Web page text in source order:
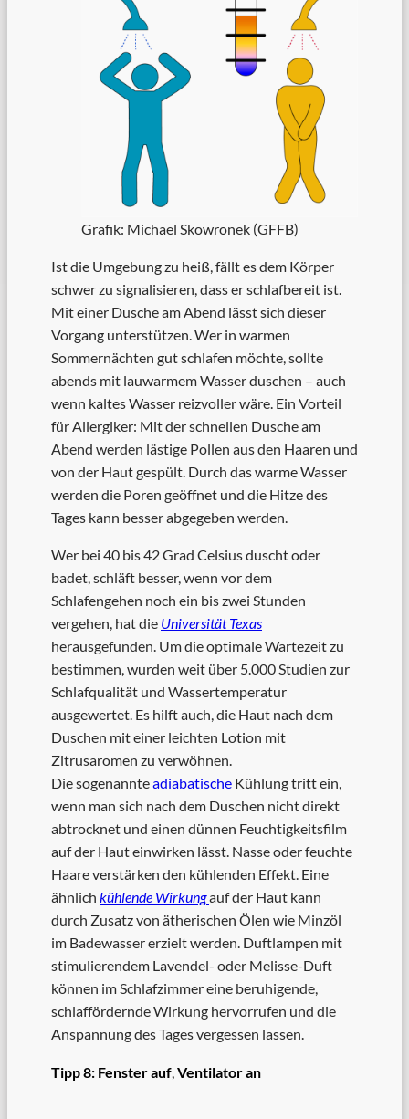
Grafik: Michael Skowronek (GFFB)
Ist die Umgebung zu heiß, fällt es dem Körper
schwer zu signalisieren, dass er schlafbereit ist.
Mit einer Dusche am Abend lässt sich dieser
Vorgang unterstützen. Wer in warmen
Sommernächten gut schlafen möchte, sollte
abends mit lauwarmem Wasser duschen – auch
wenn kaltes Wasser reizvoller wäre. Ein Vorteil
für Allergiker: Mit der schnellen Dusche am
Abend werden lästige Pollen aus den Haaren und
von der Haut gespült. Durch das warme Wasser
werden die Poren geöffnet und die Hitze des
Tages kann besser abgegeben werden.
Wer bei 40 bis 42 Grad Celsius duscht oder
badet, schläft besser, wenn vor dem
Schlafengehen noch ein bis zwei Stunden
vergehen, hat die Universität Texas
herausgefunden. Um die optimale Wartezeit zu
bestimmen, wurden weit über 5.000 Studien zur
Schlafqualität und Wassertemperatur
ausgewertet. Es hilft auch, die Haut nach dem
Duschen mit einer leichten Lotion mit
Zitrusaromen zu verwöhnen.
Die sogenannteadiabatische Kühlung tritt ein,
wenn man sich nach dem Duschen nicht direkt
abtrocknet und einen dünnen Feuchtigkeitsfilm
auf der Haut einwirken lässt. Nasse oder feuchte
Haare verstärken den kühlenden Effekt. Eine
ähnlich kühlende Wirkungauf der Haut kann
durch Zusatz von ätherischen Ölen wie Minzöl
im Badewasser erzielt werden. Duftlampen mit
stimulierendem Lavendel- oder Melisse-Duft
können im Schlafzimmer eine beruhigende,
schlaffördernde Wirkung hervorrufen und die
Anspannung des Tages vergessen lassen.
Tipp 8: Fenster auf Ventilator an